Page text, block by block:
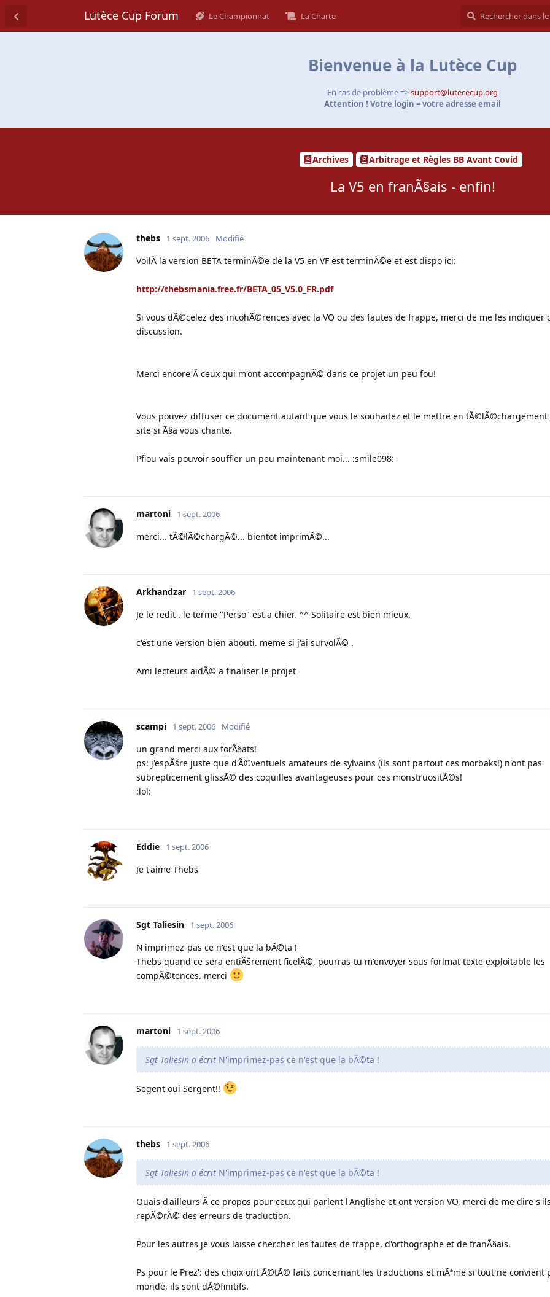
Lutèce Cup Forum Le Championnat La Charte
Bienvenue à la Lutèce Cup
En cas de problème =>support@lutececup.org
Attention ! Votre login = votre adresse email
Archives Arbitrage et Règles BB Avant Covid
La V5 en franÃ§ais - enfin!
thebs 1 sept. 2006 Modifié
VoilÃ la version BETA terminÃ©e de la V5 en VF est terminÃ©e et est dispo ici:
http://thebsmania.free.fr/BETA_05_V5.0_FR.pdf
Si vous dÃ©celez des incohÃ©rences avec la VO ou des fautes de frappe, merci de me les indiquer
discussion.
Merci encore Ã ceux qui m'ont accompagnÃ© dans ce projet un peu fou!
Vous pouvez diffuser ce document autant que vous le souhaitez et le mettre en
site si Ã§a vous chante.
Pfiou vais pouvoir souffler un peu maintenant moi... :smile098:
martoni 1 sept. 2006
merci... tÃ©lÃ©chargÃ©... bientot imprimÃ©...
Arkhandzar 1 sept. 2006
Je le redit . le terme "Perso" est a chier. ^^ Solitaire est bien mieux.
c'est une version bien abouti. meme si j'ai survolÃ© .
Ami lecteurs aidÃ© a finaliser le projet
scampi 1 sept. 2006 Modifié
un grand merci aux forÃ§ats!
ps: j'espÃšre juste que d'Ã©ventuels amateurs de sylvains (ils sont partout ces morbaks!) n'ont pas
subrepticement glissÃ© des coquilles avantageuses pour ces monstruositÃ©s!
:lol:
Eddie 1 sept. 2006
Je t'aime Thebs
Sgt Taliesin 1 sept. 2006
N'imprimez-pas ce n'est que la bÃ©ta !
Thebs quand ce sera entiÃšrement ficelÃ©, pourras-tu m'envoyer sous forlmat texte exploitable les
compÃ©tences. merci
martoni 1 sept. 2006
Sgt Taliesin a écrit N'imprimez-pas ce n'est que la bÃ©ta !
Segent oui Sergent!!
thebs 1 sept. 2006
Sgt Taliesin a écrit N'imprimez-pas ce n'est que la bÃ©ta !
Ouais d'ailleurs Ã ce propos pour ceux qui parlent l'Anglishe et ont version VO, merci de me dire
repÃ©rÃ© des erreurs de traduction.
Pour les autres je vous laisse chercher les fautes de frappe, d'orthographe et de franÃ§ais.
Ps pour le Prez': des choix ont Ã©tÃ© faits concernant les traductions et mÃªme si tout ne convient
monde, ils sont dÃ©finitifs.